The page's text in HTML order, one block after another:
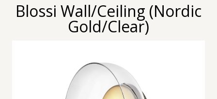
Blossi Wall/Ceiling (Nordic
Gold/Clear)